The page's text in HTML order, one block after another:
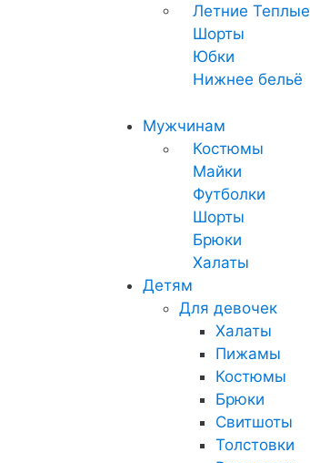
Летние Теплые
Шорты
Юбки
Нижнее бельё
Мужчинам
Костюмы
Майки
Футболки
Шорты
Брюки
Халаты
Детям
Для девочек
Халаты
Пижамы
Костюмы
Брюки
Свитшоты
Толстовки